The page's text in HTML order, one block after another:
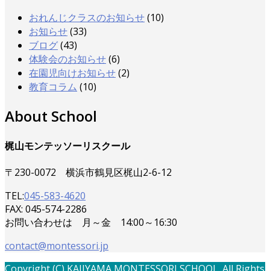
おれんじクラスのお知らせ(10)
お知らせ(33)
ブログ(43)
体験会のお知らせ(6)
在園児向けお知らせ(2)
教育コラム (10)
About School
梶山モンテッソーリスクール
〒230-0072 横浜市鶴見区梶山2-6-12
TEL:045-583-4620
FAX: 045-574-2286
お問い合わせは 月～金 14:00～16:30
contact@montessori.jp